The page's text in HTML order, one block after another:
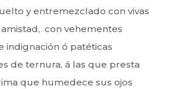
y entremezclado con vivas
con vehementes
indignación ó patéticas
de ternura, á las que presta
que humedece sus ojos